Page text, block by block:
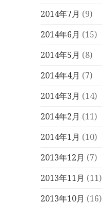
2014年7月 (9)
2014年6月 (15)
2014年5月 (8)
2014年4月 (7)
2014年3月 (14)
2014年2月 (11)
2014年1月 (10)
2013年12月 (7)
2013年11月 (11)
2013年10月 (16)